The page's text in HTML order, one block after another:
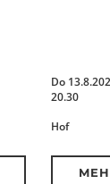
Do
20.30
Hof